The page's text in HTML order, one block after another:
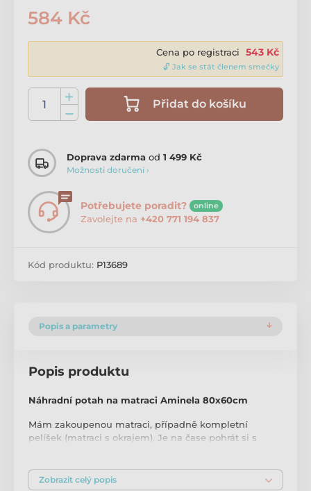
584 Kč
Cena po registraci 543 Kč
🔓 Jak se stát členem smečky
Přidat do košíku
Doprava zdarma od 1 499 Kč
Možnosti doručení ›
Potřebujete poradit? online
Zavolejte na +420 771 194 837
Kód produktu: P13689
Popis a parametry
Popis produktu
Náhradní potah na matraci Aminela 80x60cm
Mám zakoupenou matraci, případně kompletní
pelíšek (matraci s okrajem). Je na čase pohrát si s
správným rozměrem!
Zobrazit celý popis